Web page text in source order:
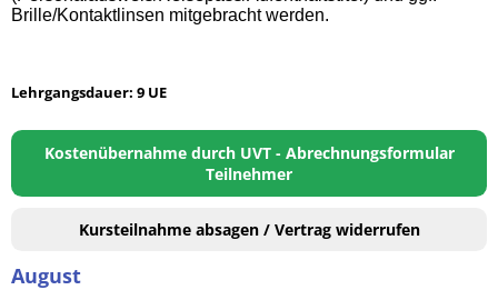
Brille/Kontaktlinsen mitgebracht werden.
Lehrgangsdauer: 9 UE
Kostenübernahme durch UVT - Abrechnungsformular
Teilnehmer
Kursteilnahme absagen / Vertrag widerrufen
August